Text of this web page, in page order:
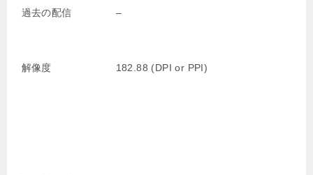
過去の配信 –
解像度 182.88 (DPI or PPI)